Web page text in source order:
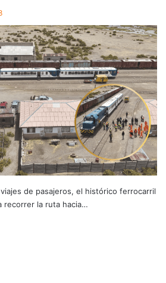
de pasajeros, el histórico ferrocarril
recorrer la ruta hacia…